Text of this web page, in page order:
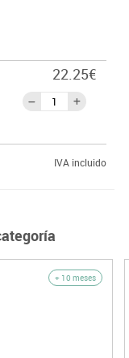
22.25€
IVA incluido
+ 10 meses